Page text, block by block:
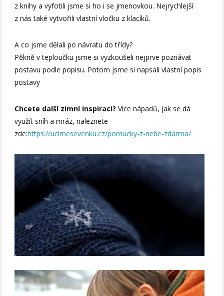
z knihy a vyfotili jsme si ho i se jmenovkou. Nejrychlejší
z nás také vytvořili vlastní vločku z klacíků.
A co jsme dělali po návratu do třídy?
Pěkně v teploučku jsme si vyzkoušeli nejprve poznávat
postavu podle popisu. Potom jsme si napsali vlastní popis
postavy
Chcete další zimní inspiraci? Více nápadů, jak se dá
využít sníh a mráz, naleznete
zde:https://ucimesevenku.cz/pomucky-z-nebe-zdarma/